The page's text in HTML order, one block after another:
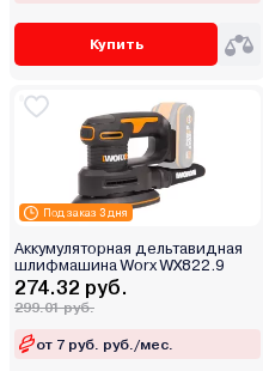
Купить
Под заказ 3 дня
Аккумуляторная дельтавидная
шлифмашина Worx WX822.9
274.32 руб.
299.01 руб.
от 7 руб. руб./мес.